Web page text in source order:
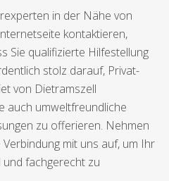
in der Nähe von
kontaktieren,
Sie qualifizierte Hilfestellung
stolz darauf, Privat-
von Dietramszell
auch umweltfreundliche
zu offerieren. Nehmen
mit uns auf, um Ihr
fachgerecht zu